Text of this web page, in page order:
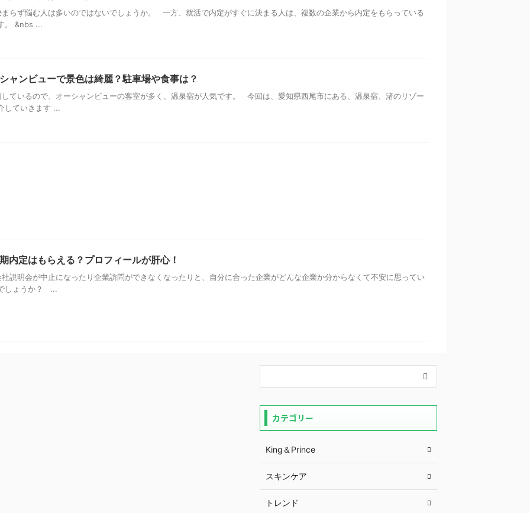
らず悩む人は多いのではないでしょうか。 一方、就活で内定がすぐに決まる人は、複数の企業から内定をもらっている
。 &nbs ...
ャンビューで景色は綺麗？駐車場や食事は？
ているので、オーシャンビューの客室が多く、温泉宿が人気です。 今回は、愛知県西尾市にある、温泉宿、渚のリゾー
していきます ...
内定はもらえる？プロフィールが肝心！
説明会が中止になったり企業訪問ができなくなったりと、自分に合った企業がどんな企業か分からなくて不安に思ってい
しょうか？ ...
カテゴリー
King＆Prince
スキンケア
トレンド